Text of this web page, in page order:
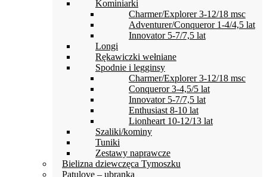
Kominiarki
Charmer/Explorer 3-12/18 msc
Adventurer/Conqueror 1-4/4,5 lat
Innovator 5-7/7,5 lat
Longi
Rękawiczki wełniane
Spodnie i legginsy
Charmer/Explorer 3-12/18 msc
Conqueror 3-4,5/5 lat
Innovator 5-7/7,5 lat
Enthusiast 8-10 lat
Lionheart 10-12/13 lat
Szaliki/kominy
Tuniki
Zestawy naprawcze
Bielizna dziewczęca Tymoszku
Patulove – ubranka